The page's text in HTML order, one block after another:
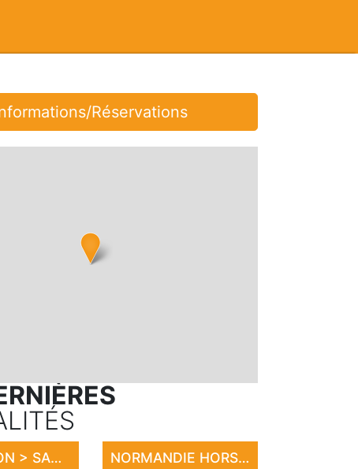
Réservations
EXPOSITION > SANDRINE LE ROUVILLOIS NORMANDIE HORSE SHOW 2026